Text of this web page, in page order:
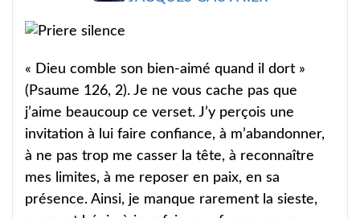
« Dieu comble son bien-aimé quand il dort »
(Psaume 126, 2). Je ne vous cache pas que
j’aime beaucoup ce verset. J’y perçois une
invitation à lui faire confiance, à m’abandonner,
à ne pas trop me casser la tête, à reconnaître
mes limites, à me reposer en paix, en sa
présence. Ainsi, je manque rarement la sieste,